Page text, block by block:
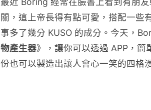
關，這上帝長得有點可愛，搭配一些
事多了幾分 KUSO 的成分。今天，
物產生器》，讓你可以透過 APP，
份也可以製造出讓人會心一笑的四格